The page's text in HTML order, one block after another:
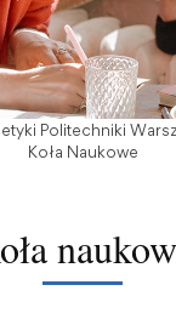
Politechniki
Koła Naukowe